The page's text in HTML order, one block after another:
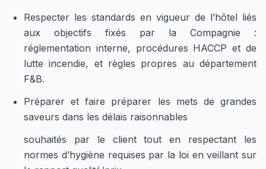
Respecter les standards en vigueur de l’hôtel liés
aux objectifs fixés par la Compagnie :
réglementation interne, procédures HACCP et de
lutte incendie, et règles propres au département
F&B.
Préparer et faire préparer les mets de grandes
saveurs dans les délais raisonnables
souhaités par le client tout en respectant les
normes d’hygiène requises par la loi en veillant sur